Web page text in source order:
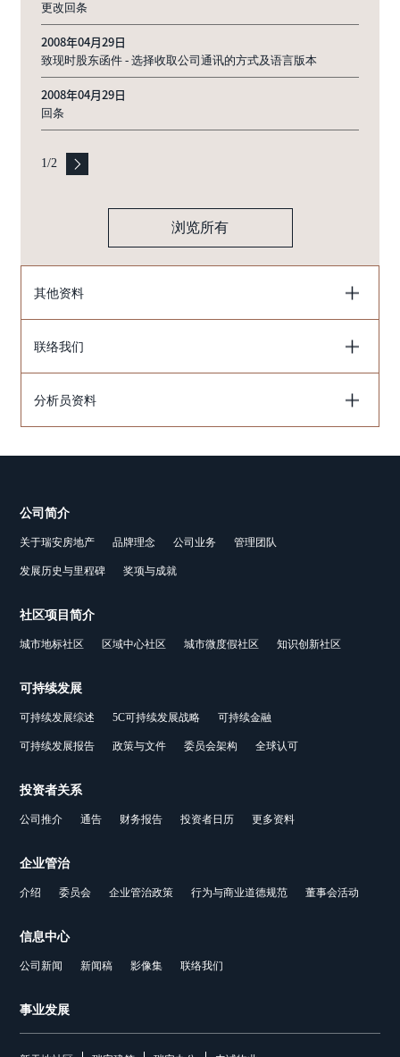
更改回条
2008年04月29日
致现时股东函件 - 选择收取公司通讯的方式及语言版本
2008年04月29日
回条
1/2
浏览所有
其他资料
联络我们
分析员资料
公司简介
关于瑞安房地产 品牌理念 公司业务 管理团队
发展历史与里程碑 奖项与成就
社区项目简介
城市地标社区 区域中心社区 城市微度假社区 知识创新社区
可持续发展
可持续发展综述 5C可持续发展战略 可持续金融
可持续发展报告 政策与文件 委员会架构 全球认可
投资者关系
公司推介 通告 财务报告 投资者日历 更多资料
企业管治
介绍 委员会 企业管治政策 行为与商业道德规范 董事会活动
信息中心
公司新闻 新闻稿 影像集 联络我们
事业发展